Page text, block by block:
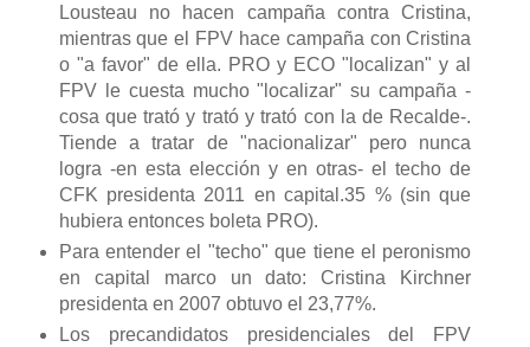
Lousteau no hacen campaña contra Cristina,
mientras que el FPV hace campaña con Cristina
o "a favor" de ella. PRO y ECO "localizan" y al
FPV le cuesta mucho "localizar" su campaña -
cosa que trató y trató y trató con la de Recalde-.
Tiende a tratar de "nacionalizar" pero nunca
logra -en esta elección y en otras- el techo de
CFK presidenta 2011 en capital.35 % (sin que
hubiera entonces boleta PRO).
Para entender el "techo" que tiene el peronismo
en capital marco un dato: Cristina Kirchner
presidenta en 2007 obtuvo el 23,77%.
Los precandidatos presidenciales del FPV